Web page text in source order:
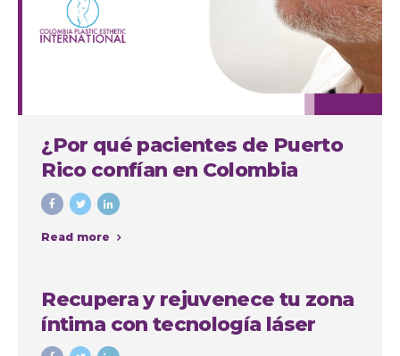
¿Por qué pacientes de Puerto
Rico confían en Colombia
Plastic para su septorinoplastia
en Medellín?
Read more
Recupera y rejuvenece tu zona
íntima con tecnología láser